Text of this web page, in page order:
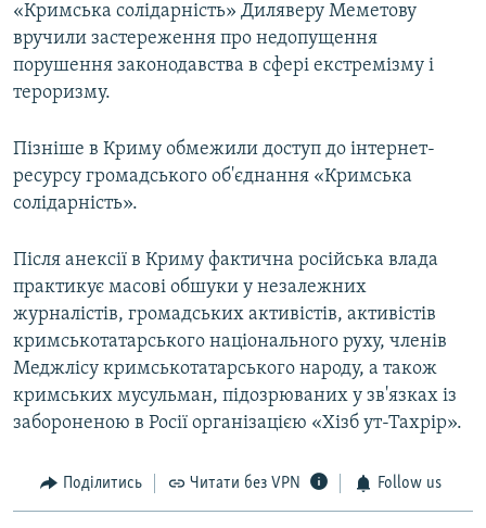
d
e
«Кримська солідарність» Диляверу Меметову
вручили застереження про недопущення
порушення законодавства в сфері екстремізму і
тероризму.
Пізніше в Криму обмежили доступ до інтернет-
ресурсу громадського об'єднання «Кримська
солідарність».
Після анексії в Криму фактична російська влада
практикує масові обшуки у незалежних
журналістів, громадських активістів, активістів
кримськотатарського національного руху, членів
Меджлісу кримськотатарського народу, а також
кримських мусульман, підозрюваних у зв'язках із
забороненою в Росії організацією «Хізб ут-Тахрір».
Поділитись Читати без VPN Follow us